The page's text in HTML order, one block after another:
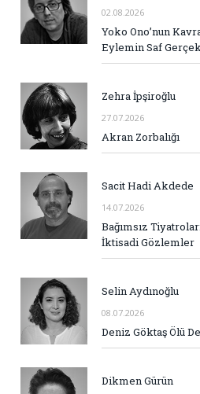
02.08.2026
Yoko Ono’nun
Eylemin Saf
Zehra İpşiroğlu
27.07.2026
Akran Zorbalığı
Sacit Hadi Akdede
14.07.2026
Bağımsız
İktisadi Gözlemler
Selin Aydınoğlu
08.07.2026
Deniz Göktaş Ölü
Dikmen Gürün